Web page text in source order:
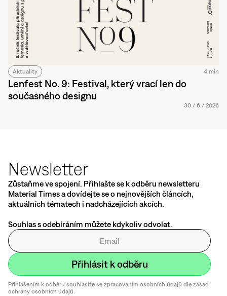
Aktuality 4 min
Lenfest No. 9: Festival, který vrací len do
současného designu
30 / 6 / 2026
Newsletter
Zůstaňme ve spojení. Přihlašte se k odběru newsletteru
Material Times a dovídejte se o nejnovějších článcích,
aktuálních tématech i nadcházejících akcích.
Souhlas s odebíráním můžete kdykoliv odvolat.
Přihlášením k odběru souhlasíte se zpracováním osobních údajů dle zásad
ochrany osobních údajů.